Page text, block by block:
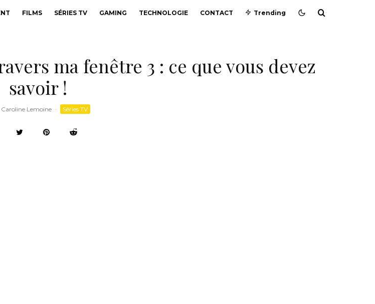
FILMS SÉRIES TV GAMING TECHNOLOGIE CONTACT Trending
ma fenêtre 3 : ce que vous devez
savoir !
Caroline Lemoine · Séries TV